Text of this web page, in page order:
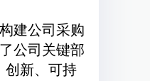
建公司采购
公司关键部
创新、可持